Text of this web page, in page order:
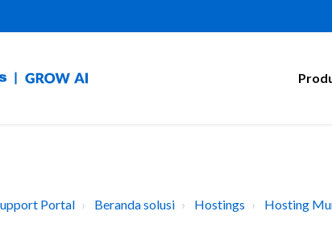
Portal Beranda solusi Hostings Hosting